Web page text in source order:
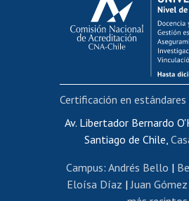
Postulación al
Funcionarias/
Cursos internos de
Bienestar del
Portal de movilidad
Certificado de
Certificado de renta
Editar páginas
Av. Libertador Bernardo
Santiago de Chile,
Campus: Andrés Bello |
Eloísa Díaz |Juan
Certificación en